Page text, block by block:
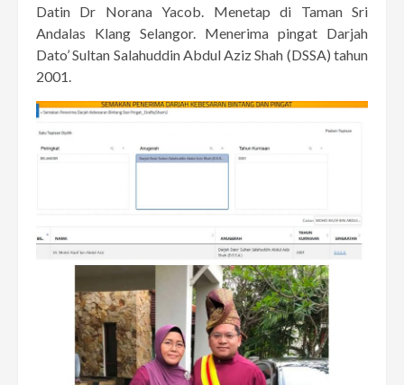
Datin Dr Norana Yacob. Menetap di Taman Sri
Andalas Klang Selangor. Menerima pingat Darjah
Dato’ Sultan Salahuddin Abdul Aziz Shah (DSSA) tahun
2001.